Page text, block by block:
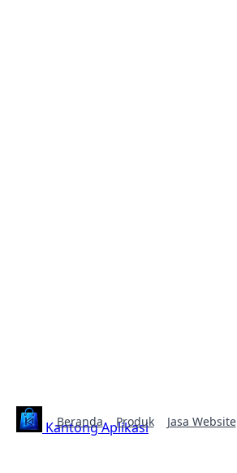
Kantong Aplikasi
Beranda Produk Jasa Website